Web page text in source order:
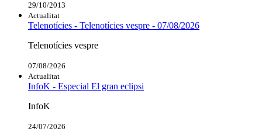
29/10/2013
Actualitat
Telenotícies - Telenotícies vespre - 07/08/2026
Telenotícies vespre
07/08/2026
Actualitat
InfoK - Especial El gran eclipsi
InfoK
24/07/2026